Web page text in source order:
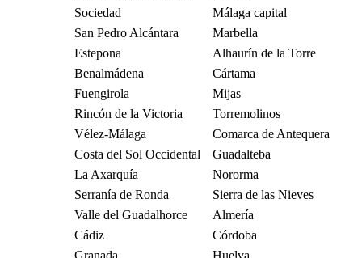
Sociedad
Málaga capital
San Pedro Alcántara
Marbella
Estepona
Alhaurín de la Torre
Benalmádena
Cártama
Fuengirola
Mijas
Rincón de la Victoria
Torremolinos
Vélez-Málaga
Comarca de Antequera
Costa del Sol Occidental
Guadalteba
La Axarquía
Nororma
Serranía de Ronda
Sierra de las Nieves
Valle del Guadalhorce
Almería
Cádiz
Córdoba
Granada
Huelva